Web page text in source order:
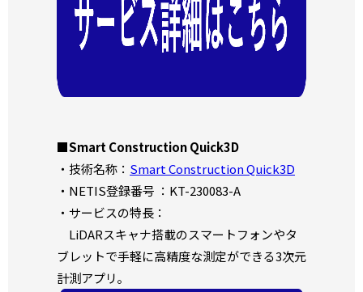
■Smart Construction Quick3D
・技術名称： Smart Construction Quick3D
・NETIS登録番号 ：KT-230083-A
・サービスの特長：
LiDARスキャナ搭載のスマートフォンやタ
ブレットで手軽に高精度な測定ができる3次元
計測アプリ。